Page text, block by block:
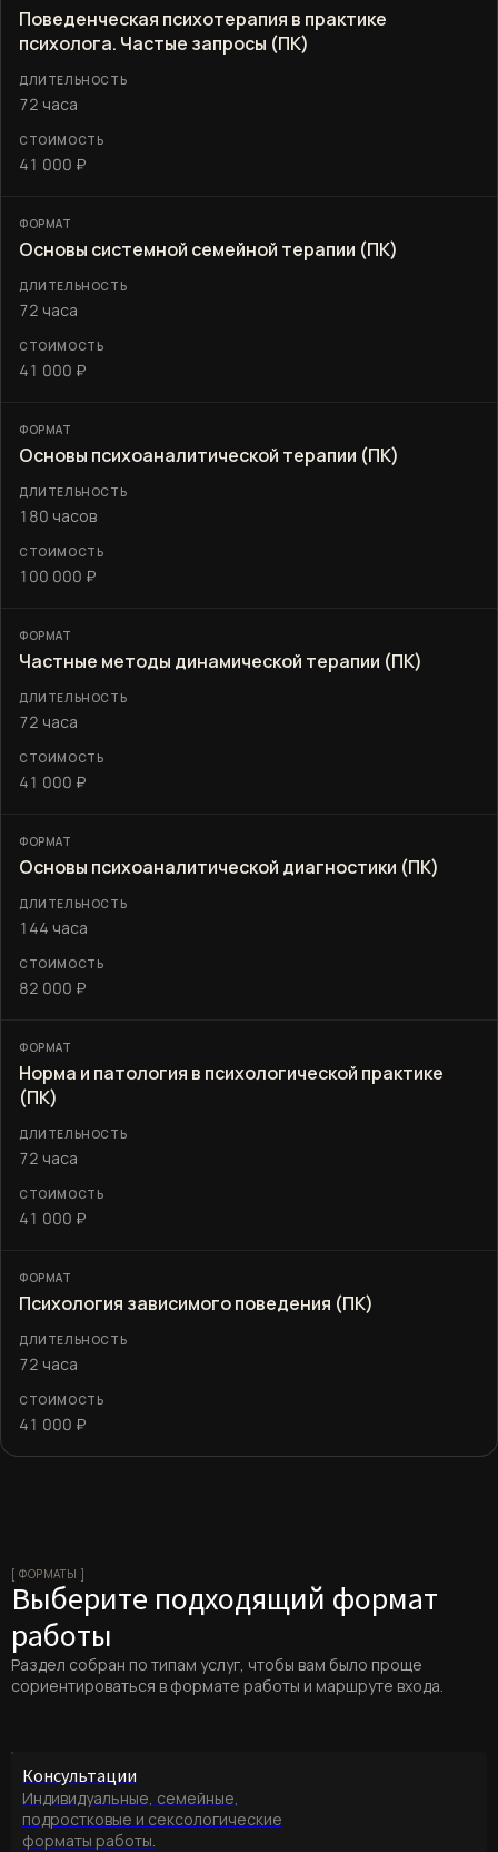
Поведенческая психотерапия в практике
психолога. Частые запросы (ПК)
72 часа
41 000 ₽
Основы системной семейной терапии (ПК)
72 часа
41 000 ₽
Основы психоаналитической терапии (ПК)
180 часов
100 000 ₽
Частные методы динамической терапии (ПК)
72 часа
41 000 ₽
Основы психоаналитической диагностики (ПК)
144 часа
82 000 ₽
Норма и патология в психологической практике
(ПК)
72 часа
41 000 ₽
Психология зависимого поведения (ПК)
72 часа
41 000 ₽
[ ФОРМАТЫ ]
Выберите подходящий формат
работы
Раздел собран по типам услуг, чтобы вам было проще
сориентироваться в формате работы и маршруте входа.
Консультации
Индивидуальные, семейные,
подростковые и сексологические
форматы работы.